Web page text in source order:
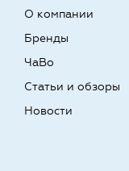
О компании
Бренды
ЧаВо
Статьи и обзоры
Новости